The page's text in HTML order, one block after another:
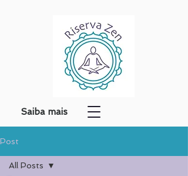
Saiba mais
Post
All Posts